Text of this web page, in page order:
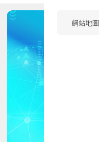
網站地圖